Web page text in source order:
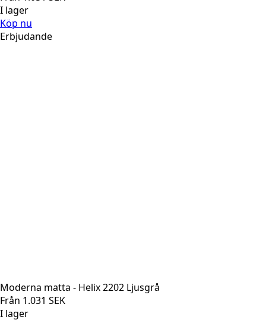
I lager
Köp nu
Erbjudande
Moderna matta - Helix 2202 Ljusgrå
Från 1.031 SEK
I lager